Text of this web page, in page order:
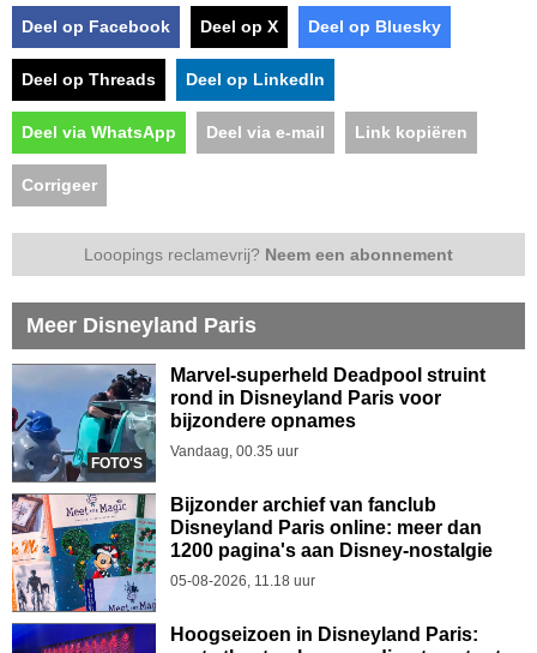
Deel op Facebook Deel op X Deel op Bluesky
Deel op Threads Deel op LinkedIn
Deel via WhatsApp Deel via e-mail Link kopiëren
Corrigeer
Looopings reclamevrij? Neem een abonnement
Meer Disneyland Paris
FOTO'S
Marvel-superheld Deadpool struint
rond in Disneyland Paris voor
bijzondere opnames
Vandaag, 00.35 uur
Bijzonder archief van fanclub
Disneyland Paris online: meer dan
1200 pagina's aan Disney-nostalgie
05-08-2026, 11.18 uur
Hoogseizoen in Disneyland Paris: